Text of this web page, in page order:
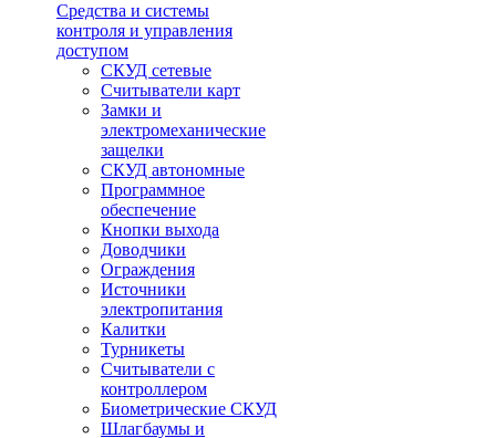
Средства и системы
контроля и управления
доступом
СКУД сетевые
Считыватели карт
Замки и
электромеханические
защелки
СКУД автономные
Программное
обеспечение
Кнопки выхода
Доводчики
Ограждения
Источники
электропитания
Калитки
Турникеты
Считыватели с
контроллером
Биометрические СКУД
Шлагбаумы и